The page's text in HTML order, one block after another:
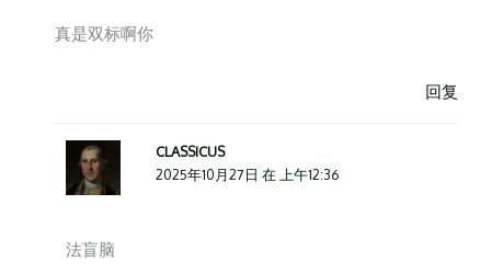
真是双标啊你
回复
CLASSICUS
2025年10月27日 在 上午12:36
法盲脑